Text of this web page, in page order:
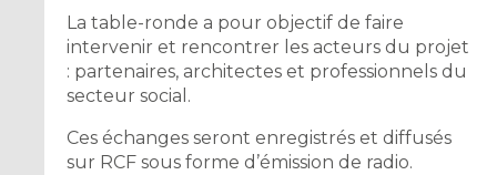
La table-ronde a pour objectif de faire
intervenir et rencontrer les acteurs du projet
: partenaires, architectes et professionnels du
secteur social.
Ces échanges seront enregistrés et diffusés
sur RCF sous forme d’émission de radio.